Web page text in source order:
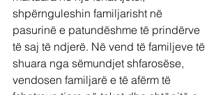
shpërnguleshin familjarisht në
pasurinë e patundëshme të prindërve
të saj të ndjerë. Në vend të familjeve të
shuara nga sëmundjet shfarosëse,
vendosen familjarë e të afërm të